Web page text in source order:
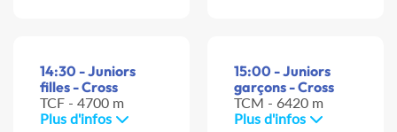
14:30 - Juniors
filles - Cross
TCF - 4700 m
Plus d'infos
15:00 - Juniors
garçons - Cross
TCM - 6420 m
Plus d'infos